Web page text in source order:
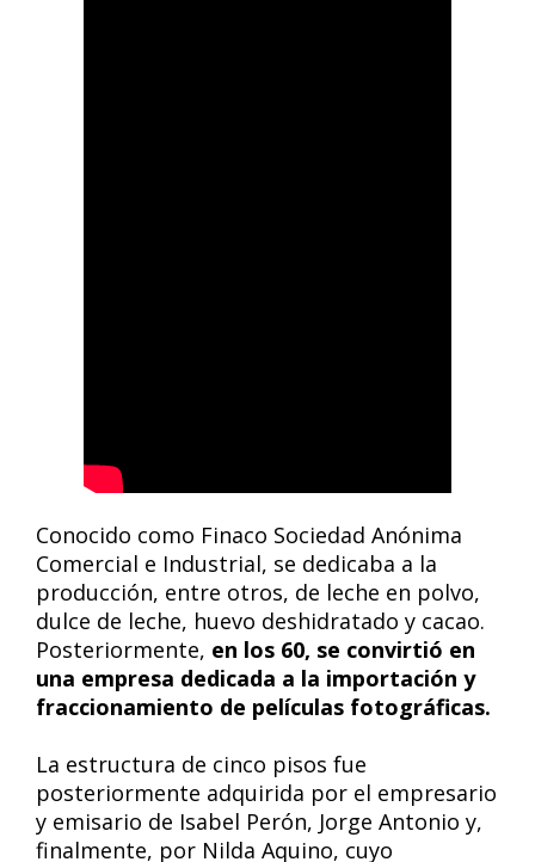
Conocido como Finaco Sociedad Anónima
Comercial e Industrial, se dedicaba a la
producción, entre otros, de leche en polvo,
dulce de leche, huevo deshidratado y cacao.
Posteriormente, en los 60, se convirtió en
una empresa dedicada a la importación y
fraccionamiento de películas fotográficas.
La estructura de cinco pisos fue
posteriormente adquirida por el empresario
y emisario de Isabel Perón, Jorge Antonio y,
finalmente, por Nilda Aquino, cuyo